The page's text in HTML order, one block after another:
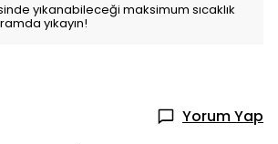
yıkanabileceği maksimum sıcaklık
yıkayın!
Yorum Yap